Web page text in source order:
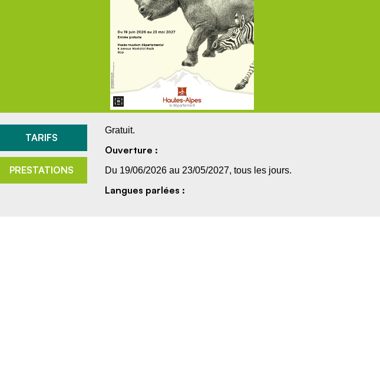
TARIFS
PRESTATIONS
Gratuit.
Ouverture :
Du 19/06/2026 au 23/05/2027, tous les jours.
Langues parlées :